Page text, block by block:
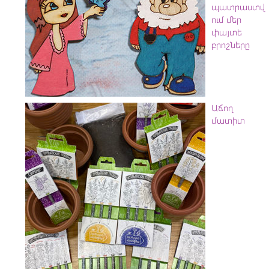
պատրաստվ
ում մեր
փայտե
բրոշները
Աճող
մատիտ